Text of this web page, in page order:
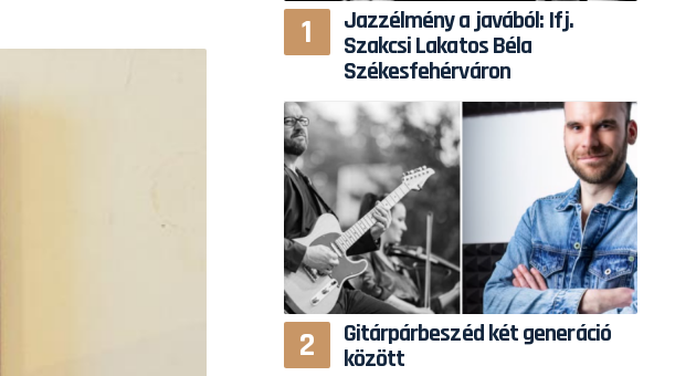
Jazzélmény a javából: Ifj.
Szakcsi Lakatos Béla
Székesfehérváron
Gitárpárbeszéd két generáció
között